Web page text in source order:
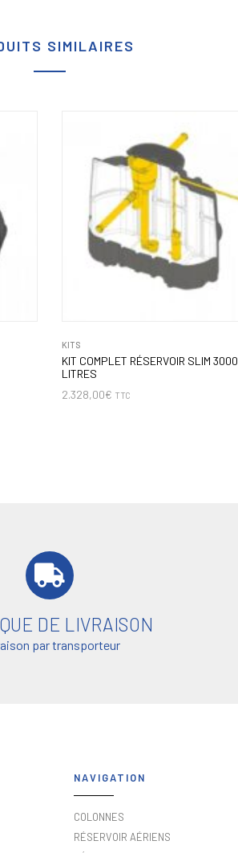
SIMILAIRES
KITS
KIT COMPLET RÉSERVOIR SLIM 3000
LITRES
2.328,00€ TTC
DE LIVRAISON
par transporteur
NAVIGATION
COLONNES
RÉSERVOIR AÉRIENS